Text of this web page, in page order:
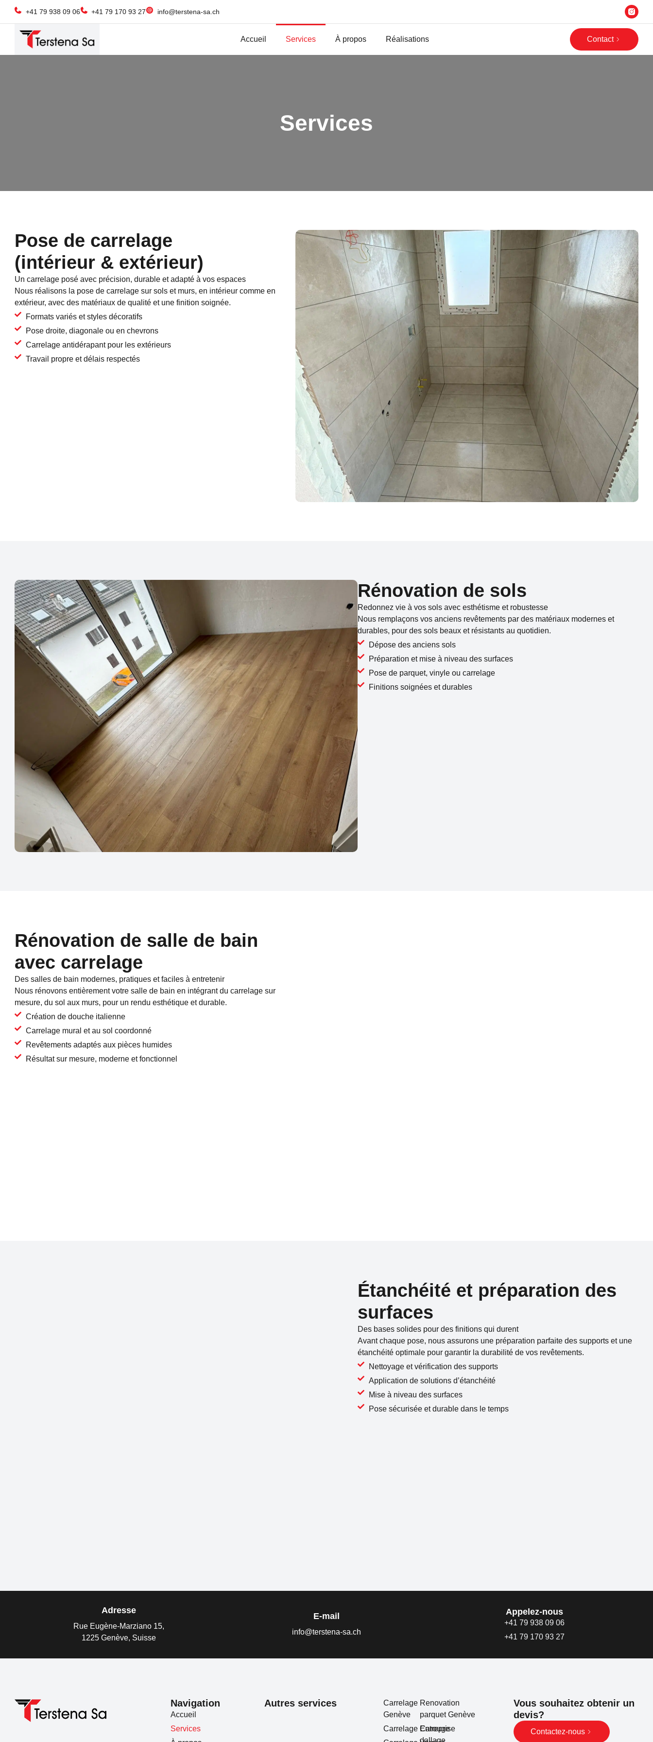
+41 79 938 09 06 +41 79 170 93 27 info@terstena-sa.ch
Accueil Services À propos Réalisations Contact
Services
Pose de carrelage
(intérieur & extérieur)
Un carrelage posé avec précision, durable et adapté à vos espaces
Nous réalisons la pose de carrelage sur sols et murs, en intérieur comme en
extérieur, avec des matériaux de qualité et une finition soignée.
Formats variés et styles décoratifs
Pose droite, diagonale ou en chevrons
Carrelage antidérapant pour les extérieurs
Travail propre et délais respectés
Rénovation de sols
Redonnez vie à vos sols avec esthétisme et robustesse
Nous remplaçons vos anciens revêtements par des matériaux modernes et
durables, pour des sols beaux et résistants au quotidien.
Dépose des anciens sols
Préparation et mise à niveau des surfaces
Pose de parquet, vinyle ou carrelage
Finitions soignées et durables
Rénovation de salle de bain
avec carrelage
Des salles de bain modernes, pratiques et faciles à entretenir
Nous rénovons entièrement votre salle de bain en intégrant du carrelage sur
mesure, du sol aux murs, pour un rendu esthétique et durable.
Création de douche italienne
Carrelage mural et au sol coordonné
Revêtements adaptés aux pièces humides
Résultat sur mesure, moderne et fonctionnel
Étanchéité et préparation des
surfaces
Des bases solides pour des finitions qui durent
Avant chaque pose, nous assurons une préparation parfaite des supports et une
étanchéité optimale pour garantir la durabilité de vos revêtements.
Nettoyage et vérification des supports
Application de solutions d’étanchéité
Mise à niveau des surfaces
Pose sécurisée et durable dans le temps
Adresse
Rue Eugène-Marziano 15,
1225 Genève, Suisse
E-mail
info@terstena-sa.ch
Appelez-nous
+41 79 938 09 06
+41 79 170 93 27
Navigation
Accueil
Services
Autres services
Carrelage
Genève
Carrelage Carouge
Renovation
parquet Genève
Entreprise
Vous souhaitez obtenir un
devis?
Contactez-nous